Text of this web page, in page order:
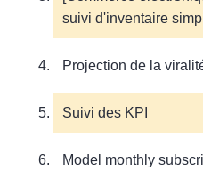
suivi d'inventaire
Projection de la
Suivi des KPI
Model monthly